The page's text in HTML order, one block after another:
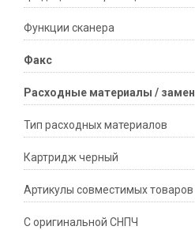
Функции сканера
Факс
Расходные материалы /
Тип расходных материалов
Картридж черный
Артикулы совместимых товаров
С оригинальной СНПЧ